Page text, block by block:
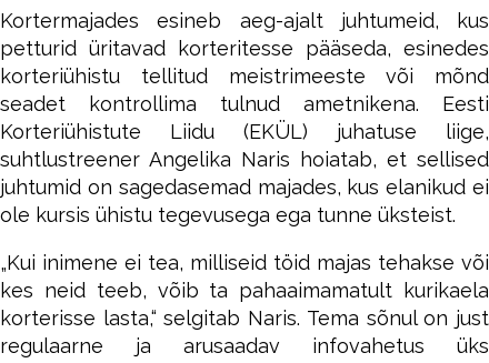
Kortermajades esineb aeg-ajalt juhtumeid, kus
petturid üritavad korteritesse pääseda, esinedes
korteriühistu tellitud meistrimeeste või mõnd
seadet kontrollima tulnud ametnikena. Eesti
Korteriühistute Liidu (EKÜL) juhatuse liige,
suhtlustreener Angelika Naris hoiatab, et sellised
juhtumid on sagedasemad majades, kus elanikud ei
ole kursis ühistu tegevusega ega tunne üksteist.
„Kui inimene ei tea, milliseid töid majas tehakse või
kes neid teeb, võib ta pahaaimamatult kurikaela
korterisse lasta,“ selgitab Naris. Tema sõnul on just
regulaarne ja arusaadav infovahetus üks